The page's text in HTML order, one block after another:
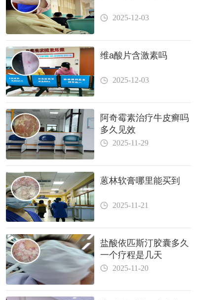
2025-12-03
维a酸片含激素吗
2025-12-03
阿奇霉素治疗牛皮癣吗
多久见效
2025-11-29
蒽林软膏哪里能买到
2025-11-21
盐酸依匹斯汀胶囊多久
一个疗程是几天
2025-11-20